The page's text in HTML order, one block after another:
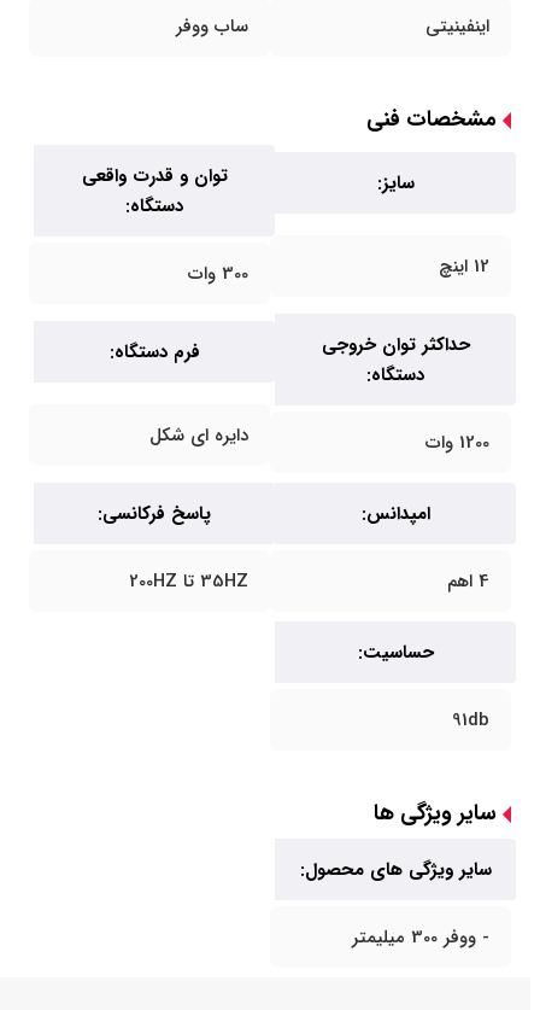
اینفینیتی ساب ووفر
مشخصات فنی
سایز:
12 اینچ
توان و قدرت واقعی
دستگاه:
300 وات
حداکثر توان خروجی
دستگاه:
1200 وات
فرم دستگاه:
دایره ای شکل
امپدانس: پاسخ فرکانسی:
35HZ تا 200HZ
حساسیت:
91db
سایر ویژگی ها
سایر ویژگی های محصول:
- ووفر 300 میلیمتر